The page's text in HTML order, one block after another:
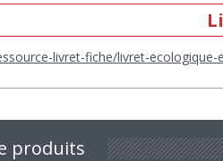
livret-fiche/livret-ecologique-
produits